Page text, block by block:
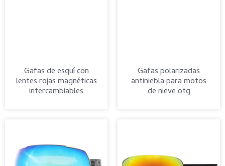
Gafas de esquí con
lentes rojas magnéticas
intercambiables
Gafas polarizadas
antiniebla para motos
de nieve otg